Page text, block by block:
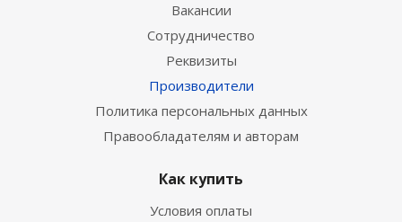
Вакансии
Сотрудничество
Реквизиты
Производители
Политика персональных данных
Правообладателям и авторам
Как купить
Условия оплаты